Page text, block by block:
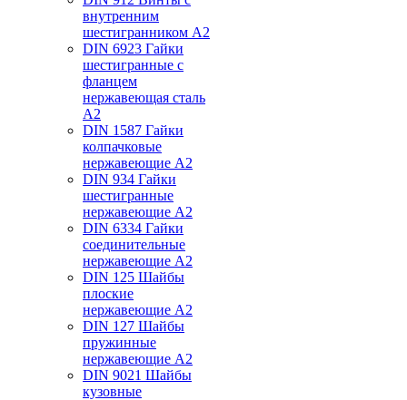
внутренним
шестигранником А2
DIN 6923 Гайки
шестигранные с
фланцем
нержавеющая сталь
А2
DIN 1587 Гайки
колпачковые
нержавеющие А2
DIN 934 Гайки
шестигранные
нержавеющие А2
DIN 6334 Гайки
соединительные
нержавеющие А2
DIN 125 Шайбы
плоские
нержавеющие А2
DIN 127 Шайбы
пружинные
нержавеющие А2
DIN 9021 Шайбы
кузовные